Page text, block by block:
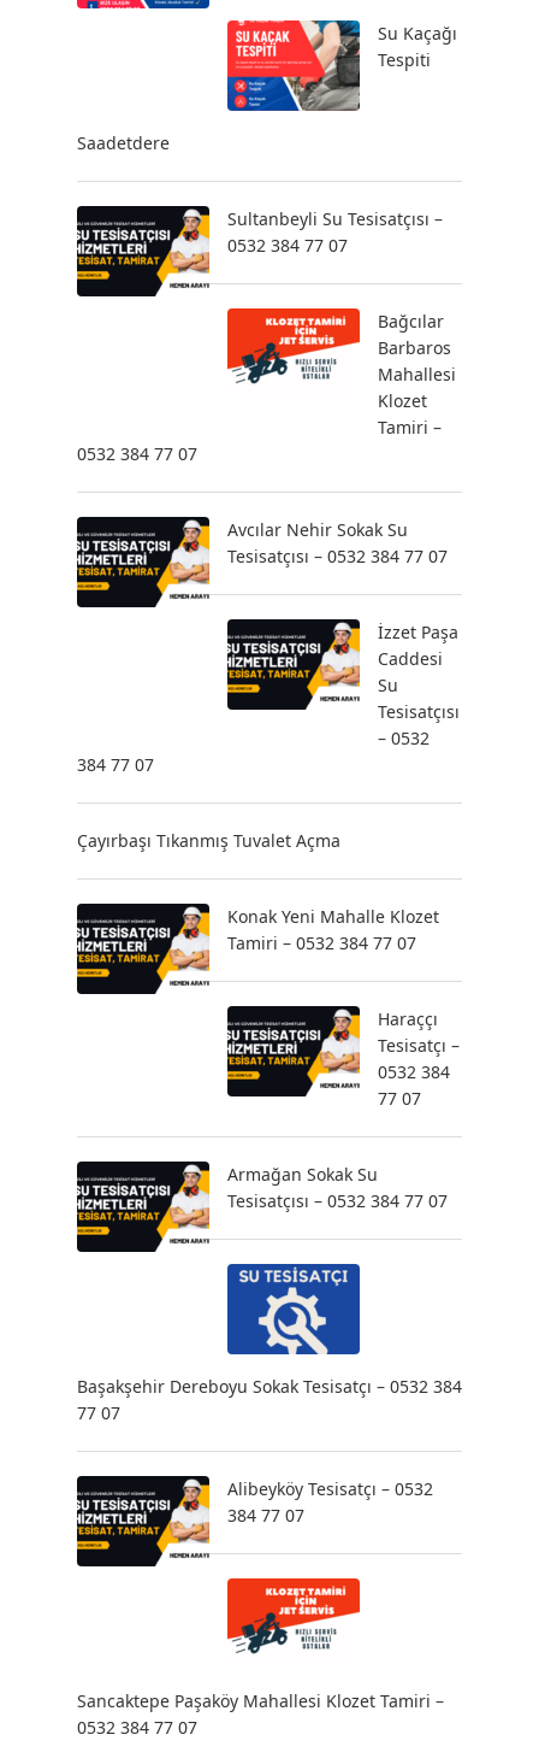
Su Kaçağı
Tespiti
Saadetdere
Sultanbeyli Su Tesisatçısı –
0532 384 77 07
Bağcılar
Barbaros
Mahallesi
Klozet
Tamiri –
0532 384 77 07
Avcılar Nehir Sokak Su
Tesisatçısı – 0532 384 77 07
İzzet Paşa
Caddesi
Su
Tesisatçısı
– 0532
384 77 07
Çayırbaşı Tıkanmış Tuvalet Açma
Konak Yeni Mahalle Klozet
Tamiri – 0532 384 77 07
Haraççı
Tesisatçı –
0532 384
77 07
Armağan Sokak Su
Tesisatçısı – 0532 384 77 07
Başakşehir Dereboyu Sokak Tesisatçı – 0532 384
77 07
Alibeyköy Tesisatçı – 0532
384 77 07
Sancaktepe Paşaköy Mahallesi Klozet Tamiri –
0532 384 77 07